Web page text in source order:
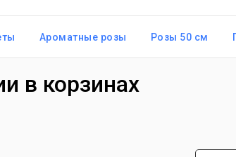
Ароматные розы Розы 50 см
в корзинах